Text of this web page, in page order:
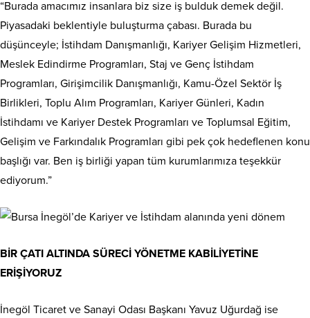
“Burada amacımız insanlara biz size iş bulduk demek değil.
Piyasadaki beklentiyle buluşturma çabası. Burada bu
düşünceyle; İstihdam Danışmanlığı, Kariyer Gelişim Hizmetleri,
Meslek Edindirme Programları, Staj ve Genç İstihdam
Programları, Girişimcilik Danışmanlığı, Kamu-Özel Sektör İş
Birlikleri, Toplu Alım Programları, Kariyer Günleri, Kadın
İstihdamı ve Kariyer Destek Programları ve Toplumsal Eğitim,
Gelişim ve Farkındalık Programları gibi pek çok hedeflenen konu
başlığı var. Ben iş birliği yapan tüm kurumlarımıza teşekkür
ediyorum.”
BİR ÇATI ALTINDA SÜRECİ YÖNETME KABİLİYETİNE
ERİŞİYORUZ
İnegöl Ticaret ve Sanayi Odası Başkanı Yavuz Uğurdağ ise